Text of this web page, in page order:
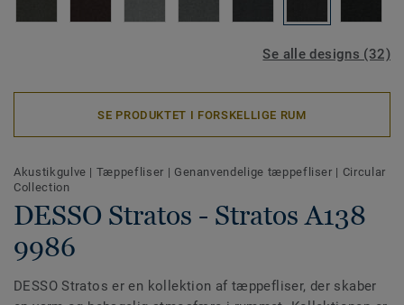
Se alle designs (32)
SE PRODUKTET I FORSKELLIGE RUM
Akustikgulve | Tæppefliser | Genanvendelige tæppefliser | Circular
Collection
DESSO Stratos - Stratos A138
9986
DESSO Stratos er en kollektion af tæppefliser, der skaber